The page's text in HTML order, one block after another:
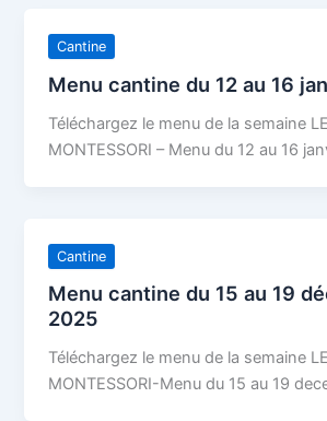
Cantine
Menu cantine du 12 au 16
Téléchargez le menu de la semaine
MONTESSORI – Menu du 12 au 16
Cantine
Menu cantine du 15 au 19
2025
Téléchargez le menu de la semaine
MONTESSORI-Menu du 15 au 19